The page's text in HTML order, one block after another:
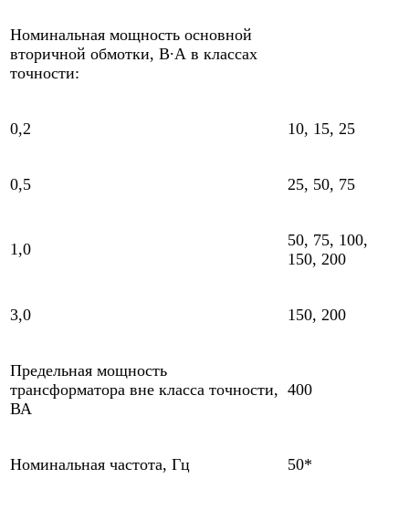
Номинальная мощность основной
вторичной обмотки, В∙А в классах
точности:
0,2 10, 15, 25
0,5 25, 50, 75
1,0
50, 75, 100,
150, 200
3,0 150, 200
Предельная мощность
трансформатора вне класса точности,
ВА
400
Номинальная частота, Гц 50*